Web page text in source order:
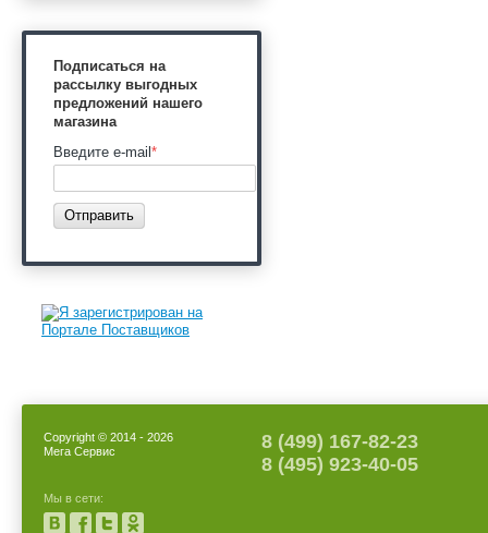
Подписаться на
рассылку выгодных
предложений нашего
магазина
Введите e-mail *
Отправить
Copyright © 2014 - 2026
Мега Сервис
Мы в сети:
8 (499) 167-82-23
8 (495) 923-40-05